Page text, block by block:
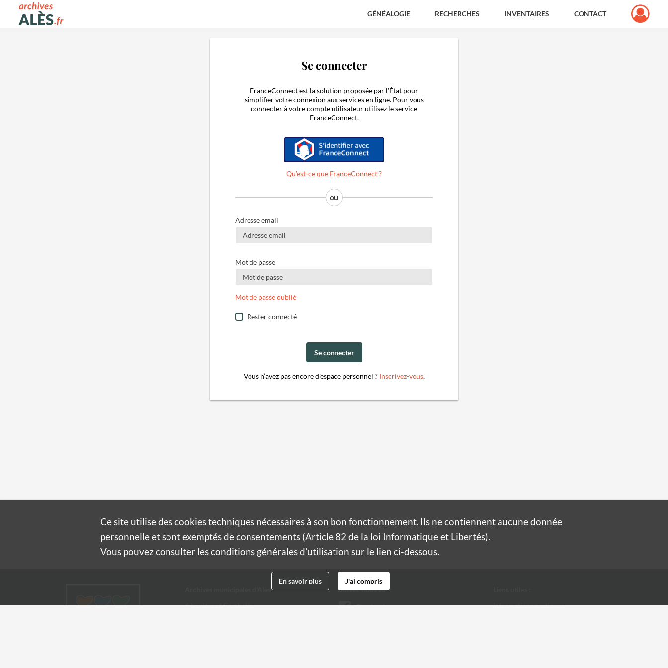
Archives municipales d'Alès GÉNÉALOGIE RECHERCHES INVENTAIRES CONTACT
Se connecter
FranceConnect est la solution proposée par l’État pour
simplifier votre connexion aux services en ligne. Pour vous
connecter à votre compte utilisateur utilisez le service
FranceConnect.
S'identifier avec FranceConnect
Qu’est-ce que FranceConnect ?
Adresse email
Mot de passe
Mot de passe oublié
Rester connecté
Se connecter
Vous n’avez pas encore d'espace personnel ? Inscrivez-vous.
4 boulevard Gambetta
Suivez-nous sur :
Facebook
Informations pratiques
Ce site utilise descookiestechniques nécessaires à son bon fonctionnement. Ils ne contiennent aucune donnée
personnelle et sont exemptés de consentements (Article 82 de la loi Informatique et Libertés).
Vous pouvez consulter les conditions générales d’utilisation sur le lien ci-dessous.
En savoir plus J'ai compris